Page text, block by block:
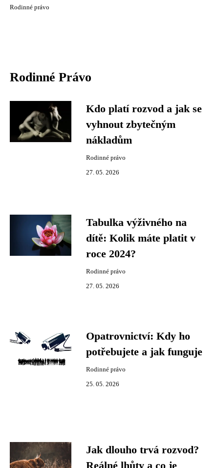
Rodinné právo
Rodinné Právo
Kdo platí rozvod a jak se
vyhnout zbytečným
nákladům
Rodinné právo
27. 05. 2026
Tabulka výživného na
dítě: Kolik máte platit v
roce 2024?
Rodinné právo
27. 05. 2026
Opatrovnictví: Kdy ho
potřebujete a jak funguje
Rodinné právo
25. 05. 2026
Jak dlouho trvá rozvod?
Reálné lhůty a co je